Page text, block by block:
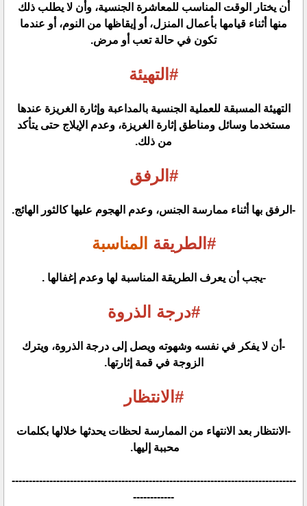
أن يختار الوقت المناسب للمعاشرة الجنسية، وأن لا يطلب ذلك
منها أثناء قيامها بأعمال المنزل، أو إيقاظها من النوم، أو عندما
تكون في حالة تعب أو مرض.
#التهيئة
التهيئة المسبقة للعملية الجنسية بالمداعبة وإثارة الغريزة عندها
مستخدما وسائل ومناطق إثارة الغريزة، وعدم الإيلاج حتى يتأكد
من ذلك.
#الرفق
-الرفق بها أثناء ممارسة الجنس، وعدم الهجوم عليها كالثور الهائج.
#الطريقة المناسبة
-يجب أن يعرف الطريقة المناسبة لها وعدم إغفالها .
#درجة الذروة
-أن لا يفكر في نفسه وشهوته ويصل إلى درجة الذروة، ويترك
الزوجة في قمة إثارتها.
#الانتظار
-الانتظار بعد الانتهاء من الممارسة لحظات يحدثها خلالها بكلمات
محببة إليها.
-----------------------------------------------------------------------------------
------------